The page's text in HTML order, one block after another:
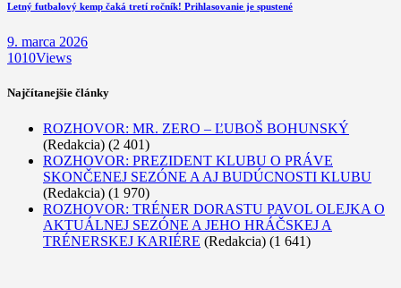
Letný futbalový kemp čaká tretí ročník! Prihlasovanie je spustené
9. marca 2026
1010Views
Najčítanejšie články
ROZHOVOR: MR. ZERO – ĽUBOŠ BOHUNSKÝ
(Redakcia) (2 401)
ROZHOVOR: PREZIDENT KLUBU O PRÁVE
SKONČENEJ SEZÓNE A AJ BUDÚCNOSTI KLUBU
(Redakcia) (1 970)
ROZHOVOR: TRÉNER DORASTU PAVOL OLEJKA O
AKTUÁLNEJ SEZÓNE A JEHO HRÁČSKEJ A
TRÉNERSKEJ KARIÉRE (Redakcia) (1 641)